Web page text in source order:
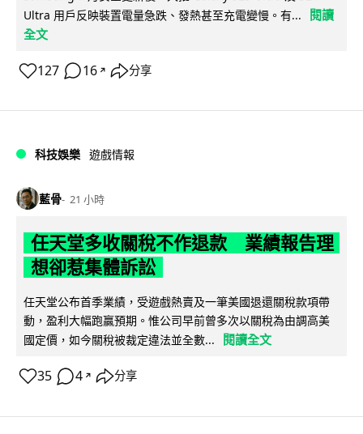
Ultra 用戶反映裝置電量急跌、發熱甚至充電變慢。有...
閱讀
全文
127 16 ↗ 分享
科技娛樂 遊戲情報
藍骨 21 小時
任天堂多收關稅不作退款 業績報告理
想卻惹集體訴訟
任天堂公布首季業績，受遊戲熱賣及一筆美國退還關稅款項帶
動，盈利大幅跑贏預期。惟公司早前曾多次以關稅為由調高美
國定價，如今關稅被裁定違法並全數...
閱讀全文
35 4 ↗ 分享